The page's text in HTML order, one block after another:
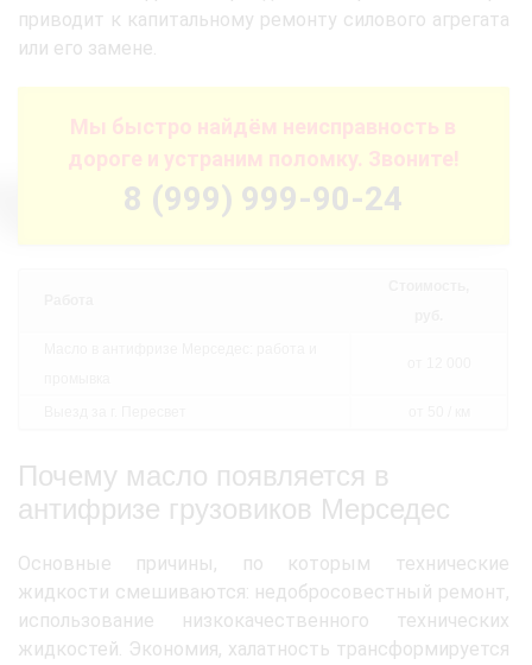
приводит к капитальному ремонту силового агрегата
или его замене.
Мы быстро найдём неисправность в
дороге и устраним поломку. Звоните!
8 (999) 999-90-24
Почему масло появляется в
антифризе грузовиков Мерседес
Основные причины, по которым технические
жидкости смешиваются: недобросовестный ремонт,
использование низкокачественного технических
жидкостей. Экономия, халатность трансформируется